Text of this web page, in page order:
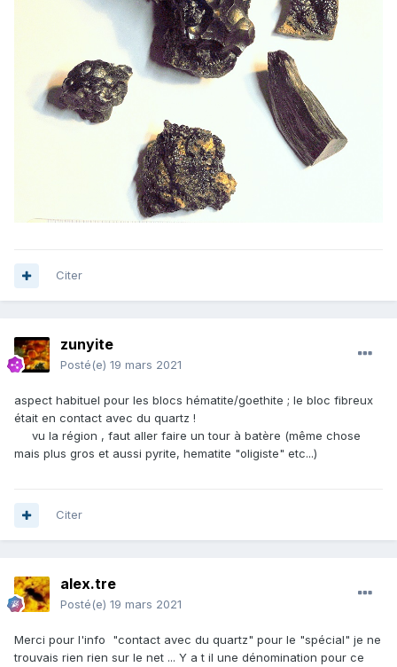
Citer
zunyite
Posté(e) 19 mars 2021
aspect habituel pour les blocs hématite/goethite ; le bloc fibreux
était en contact avec du quartz !
vu la région , faut aller faire un tour à batère (même chose
mais plus gros et aussi pyrite, hematite "oligiste" etc...)
Citer
alex.tre
Posté(e) 19 mars 2021
Merci pour l'info "contact avec du quartz" pour le "spécial" je ne
trouvais rien rien sur le net ... Y a t il une dénomination pour ce